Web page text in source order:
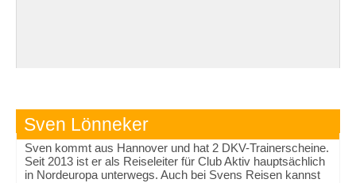
Sven Lönneker
Sven kommt aus Hannover und hat 2 DKV-Trainerscheine.
Seit 2013 ist er als Reiseleiter für Club Aktiv hauptsächlich
in Nordeuropa unterwegs. Auch bei Svens Reisen kannst